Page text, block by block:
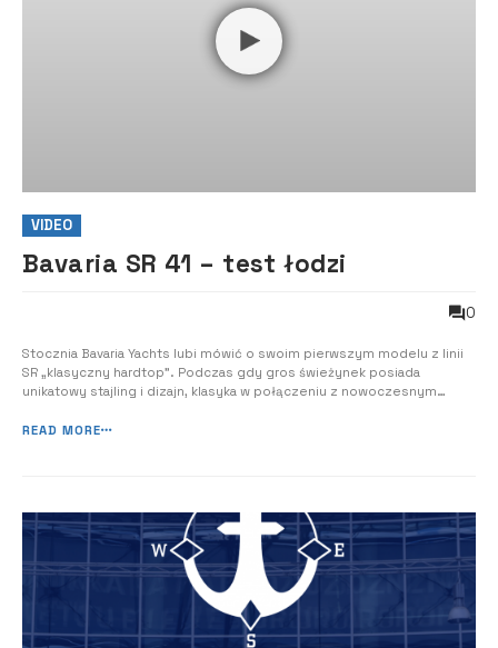
VIDEO
Bavaria SR 41 – test łodzi
0
Stocznia Bavaria Yachts lubi mówić o swoim pierwszym modelu z linii
SR „klasyczny hardtop”. Podczas gdy gros świeżynek posiada
unikatowy stajling i dizajn, klasyka w połączeniu z nowoczesnym
zrealizowania kolejnej odsłony SR – mniejszej siostry – SR36. 41-ka to
READ MORE